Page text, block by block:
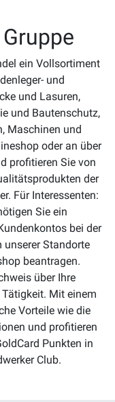
ein Vollsortiment
und
und Lasuren,
und Bautenschutz,
Maschinen und
oder an über
profitieren Sie von
der
Für Interessenten:
Sie ein
bei der
unserer Standorte
beantragen.
über Ihre
Mit einem
Vorteile wie die
und profitieren
Punkten in
Club.